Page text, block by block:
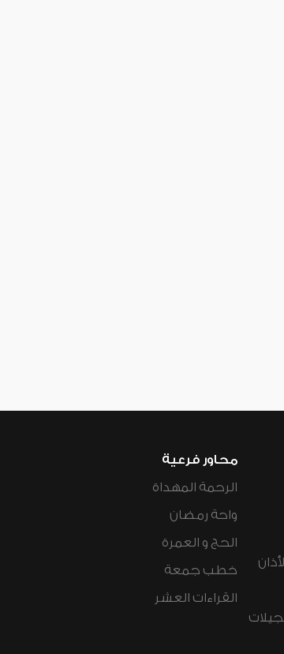
محاور فرعية
الرحمة المهداة
واحة رمضان
الحج و العمرة
خطب جمعة
القراءات العشر